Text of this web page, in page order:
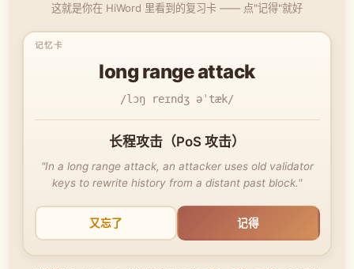
这就是你在 HiWord 里看到的复习卡 —— 点"记得"就好
long range attack
/lɔŋ reɪndʒ əˈtæk/
长程攻击（PoS 攻击）
"In a long range attack, an attacker uses old validator
keys to rewrite history from a distant past block."
又忘了 记得